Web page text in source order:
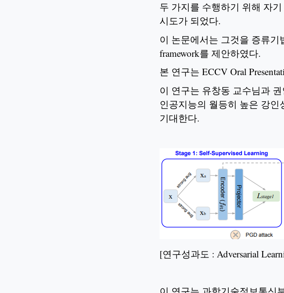
두 가지를 수행하기 위해 자기
시도가 되었다.
이 논문에서는 그것을 증류기
framework를 제안하였다.
본 연구는 ECCV Oral
이 연구는 유창동 교수님과
인공지능의 월등히 높은 강
기대한다.
[연구성과도 : Adversarial